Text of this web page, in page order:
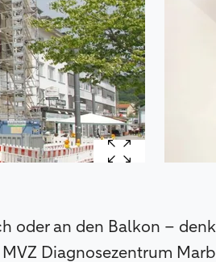
oder an den Balkon –
Diagnosezentrum